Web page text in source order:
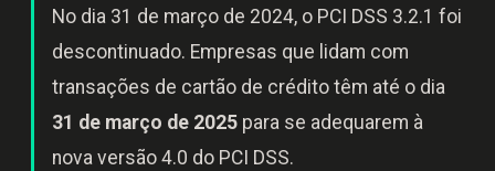
No dia 31 de março de 2024, o PCI DSS 3.2.1 foi
descontinuado. Empresas que lidam com
transações de cartão de crédito têm até o dia
31 de março de 2025 para se adequarem à
nova versão 4.0 do PCI DSS.